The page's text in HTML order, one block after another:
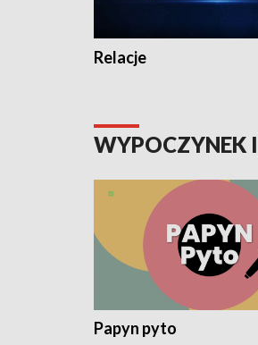
Relacje
WYPOCZYNEK
Papyn pyto